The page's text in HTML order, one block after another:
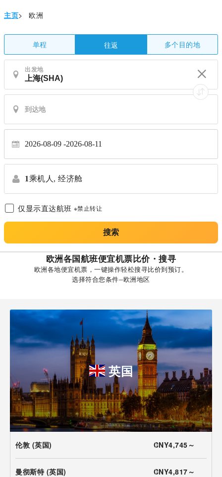
主页> 欧洲
单程 往返 多个目的地
出发地
2026-08-09 2026-08-11
1乘机人, 经济舱
仅显示直达航班 ※禁止转让
搜索
欧洲各国航班便宜机票比价・搜寻
欧洲各地便宜机票，一键操作轻松搜寻比价到预订。
选择符合您条件--欧洲地区
英国
伦敦 (英国) CNY4,745～
曼彻斯特 (英国) CNY4,817～